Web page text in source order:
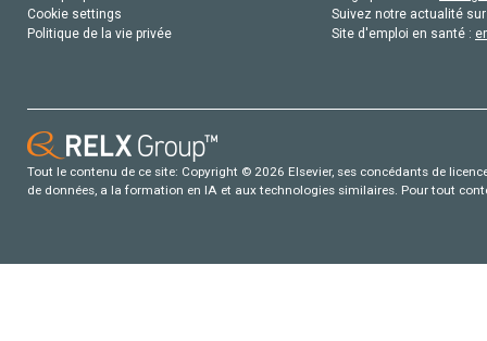
Cookie settings
Politique de la vie privée
Suivez notre actualité
Site d'emploi en santé :
Tout le contenu de ce site: Copyright © 2026 Elsevier, ses concédants de
de données, a la formation en IA et aux technologies similaires. Pour tout